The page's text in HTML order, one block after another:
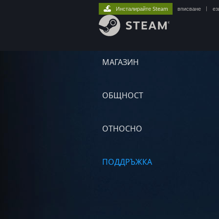
МАГАЗИН
ОБЩНОСТ
ОТНОСНО
ПОДДРЪЖКА
Инсталирайте Steam вписване